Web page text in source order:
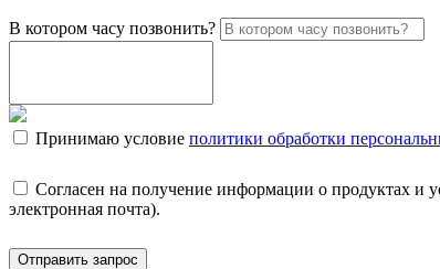
В котором часу позвонить?
Принимаю условие политики обработки
Согласен на получение информации о продуктах
электронная почта).
Отправить запрос